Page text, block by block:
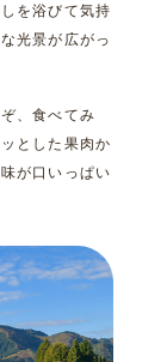
を浴びて気持
光景が広がっ
、食べてみ
とした果肉か
が口いっぱい